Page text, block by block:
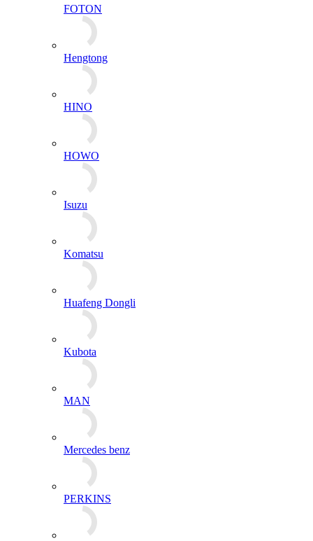
FOTON
Hengtong
HINO
HOWO
Isuzu
Komatsu
Huafeng Dongli
Kubota
MAN
Mercedes benz
PERKINS